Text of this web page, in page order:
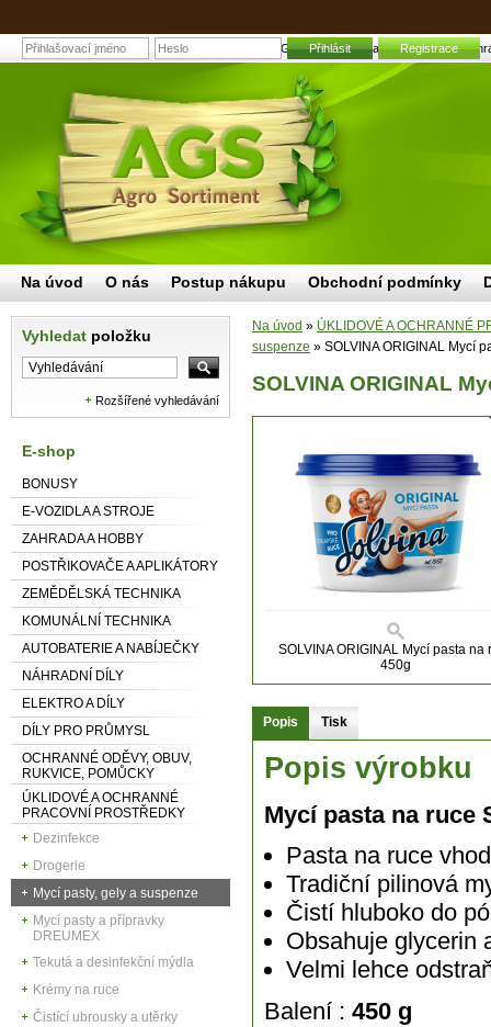
SOLVINA ORIGINAL Mycí pasta na ruce 450g |
Přihlásit Registrace
Vyhledat položku
Rozšířené vyhledávání
E-shop
BONUSY
E-VOZIDLA A STROJE
ZAHRADA A HOBBY
POSTŘIKOVAČE A APLIKÁTORY
ZEMĚDĚLSKÁ TECHNIKA
KOMUNÁLNÍ TECHNIKA
AUTOBATERIE A NABÍJEČKY
NÁHRADNÍ DÍLY
ELEKTRO A DÍLY
DÍLY PRO PRŮMYSL
OCHRANNÉ ODĚVY, OBUV,
RUKVICE, POMŮCKY
ÚKLIDOVÉ A OCHRANNÉ
PRACOVNÍ PROSTŘEDKY
Dezinfekce
Drogerie
Mycí pasty, gely a suspenze
Mycí pasty a přípravky
DREUMEX
Tekutá a desinfekční mýdla
Krémy na ruce
Čistící ubrousky a utěrky
Na úvod » ÚKLIDOVÉ A OCHRANNÉ
suspenze » SOLVINA ORIGINAL Mycí
SOLVINA ORIGINAL
SOLVINA ORIGINAL Mycí pasta na
450g
Popis Tisk
Popis výrobku
Mycí pasta na ruce
Pasta na ruce
Tradiční pilinová
Čistí hluboko do
Obsahuje glycerin
Velmi lehce
Balení : 450 g
Na úvod O nás Postup nákupu Obchodní podmínky